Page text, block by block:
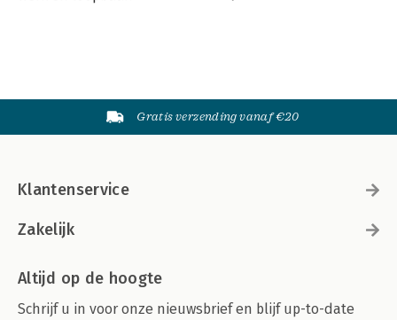
Gratis verzending vanaf €20
Klantenservice
Zakelijk
Altijd op de hoogte
Schrijf u in voor onze nieuwsbrief en blijf up-to-date